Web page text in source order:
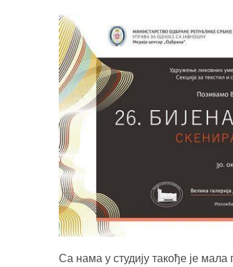
Са нама у студију такође је